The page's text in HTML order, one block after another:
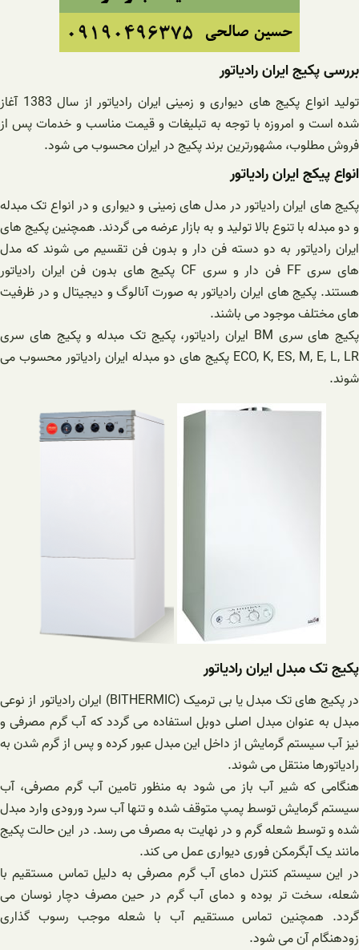
بررسی پکیج ایران رادیاتور
تولید انواع پکیج های دیواری و زمینی ایران رادیاتور از سال 1383 آغاز
شده است و امروزه با توجه به تبلیغات و قیمت مناسب و خدمات پس از
فروش مطلوب، مشهورترین برند پکیج در ایران محسوب می شود.
انواع پیکج ایران رادیاتور
پکیج های ایران رادیاتور در مدل های زمینی و دیواری و در انواع تک مبدله
و دو مبدله با تنوع بالا تولید و به بازار عرضه می گردند. همچنین پکیج های
ایران رادیاتور به دو دسته فن دار و بدون فن تقسیم می شوند که مدل
های سری FF فن دار و سری CF پکیج های بدون فن ایران رادیاتور
هستند. پکیج های ایران رادیاتور به صورت آنالوگ و دیجیتال و در ظرفیت
های مختلف موجود می باشند.
پکیج های سری BM ایران رادیاتور، پکیج تک مبدله و پکیج های سری
ECO, K, ES, M, E, L, LR پکیج های دو مبدله ایران رادیاتور محسوب می
شوند.
پکیج تک مبدل ایران رادیاتور
در پکیج های تک مبدل یا بی ترمیک (BITHERMIC) ایران رادیاتور از نوعی
مبدل به عنوان مبدل اصلی دوبل استفاده می گردد که آب گرم مصرفی و
نیز آب سیستم گرمایش از داخل این مبدل عبور کرده و پس از گرم شدن به
رادیاتورها منتقل می شوند.
هنگامی که شیر آب باز می شود به منظور تامین آب گرم مصرفی، آب
سیستم گرمایش توسط پمپ متوقف شده و تنها آب سرد ورودی وارد مبدل
شده و توسط شعله گرم و در نهایت به مصرف می رسد. در این حالت پکیج
مانند یک آبگرمکن فوری دیواری عمل می کند.
در این سیستم کنترل دمای آب گرم مصرفی به دلیل تماس مستقیم با
شعله، سخت تر بوده و دمای آب گرم در حین مصرف دچار نوسان می
گردد. همچنین تماس مستقیم آب با شعله موجب رسوب گذاری
زودهنگام آن می شود.